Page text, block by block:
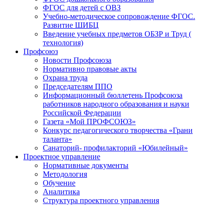
ФГОС для детей с ОВЗ
Учебно-методическое сопровождение ФГОС.
Развитие ШИБЦ
Введение учебных предметов ОБЗР и Труд (
технология)
Профсоюз
Новости Профсоюза
Нормативно правовые акты
Охрана труда
Председателям ППО
Информационный бюллетень Профсоюза
работников народного образования и науки
Российской Федерации
Газета «Мой ПРОФСОЮЗ»
Конкурс педагогического творчества «Грани
таланта»
Санаторий- профилакторий «Юбилейный»
Проектное управление
Нормативные документы
Методология
Обучение
Аналитика
Структура проектного управления